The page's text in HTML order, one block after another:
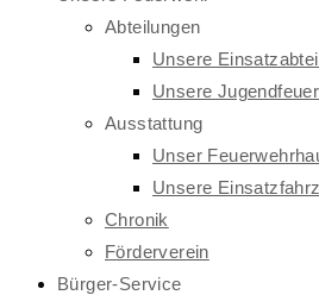
Abteilungen
Unsere
Unsere
Ausstattung
Unser
Unsere
Chronik
Förderverein
Bürger-Service